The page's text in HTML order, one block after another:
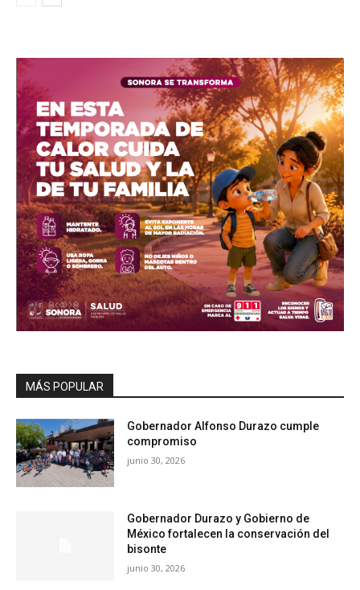
MÁS POPULAR
Gobernador Alfonso Durazo cumple
compromiso
junio 30, 2026
Gobernador Durazo y Gobierno de
México fortalecen la conservación del
bisonte
junio 30, 2026